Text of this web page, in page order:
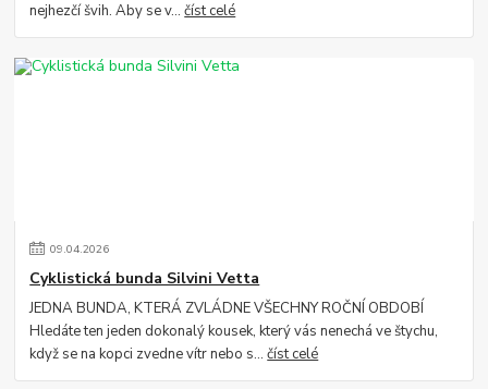
nejhezčí švih. Aby se v...číst celé
09.04.2026
Cyklistická bunda Silvini Vetta
JEDNA BUNDA, KTERÁ ZVLÁDNE VŠECHNY ROČNÍ OBDOBÍ
Hledáte ten jeden dokonalý kousek, který vás nenechá ve štychu,
když se na kopci zvedne vítr nebo s...číst celé